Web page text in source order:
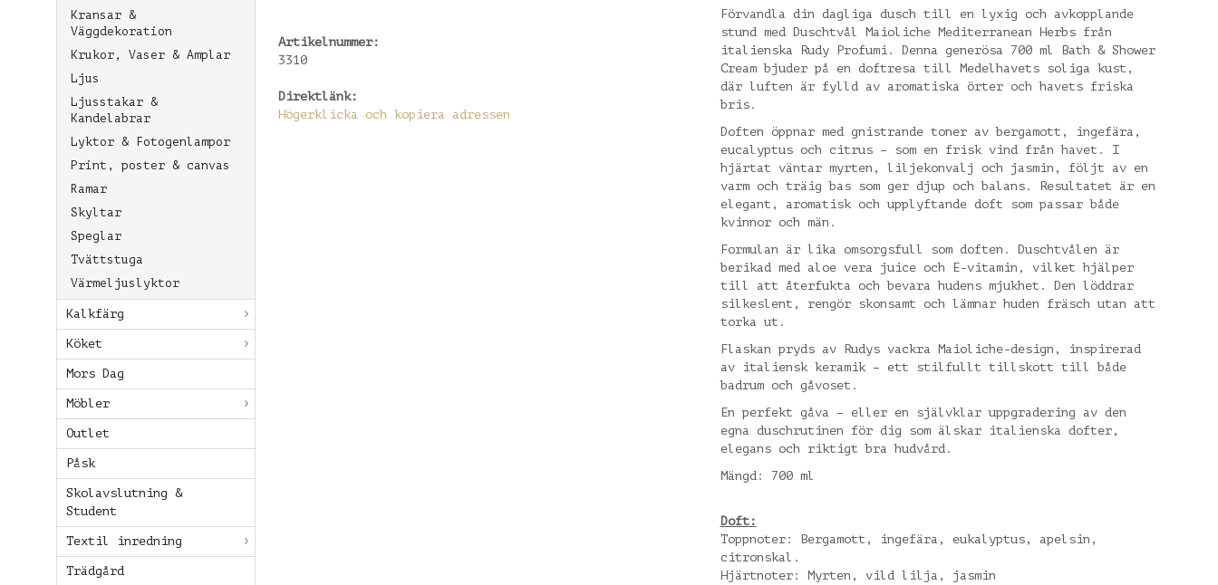
Kransar &
Väggdekoration
Krukor, Vaser & Amplar
Ljus
Ljusstakar &
Kandelabrar
Lyktor & Fotogenlampor
Print, poster & canvas
Ramar
Skyltar
Speglar
Tvättstuga
Värmeljuslyktor
Kalkfärg
Köket
Mors Dag
Möbler
Outlet
Påsk
Skolavslutning &
Student
Textil inredning
Trädgård
Förvandla din dagliga dusch till en lyxig och avkopplande
stund med Duschtvål Maioliche Mediterranean Herbs från
italienska Rudy Profumi. Denna generösa 700 ml Bath & Shower
Cream bjuder på en doftresa till Medelhavets soliga kust,
där luften är fylld av aromatiska örter och havets friska
bris.
Doften öppnar med gnistrande toner av bergamott, ingefära,
eucalyptus och citrus – som en frisk vind från havet. I
hjärtat väntar myrten, liljekonvalj och jasmin, följt av en
varm och träig bas som ger djup och balans. Resultatet är en
elegant, aromatisk och upplyftande doft som passar både
kvinnor och män.
Formulan är lika omsorgsfull som doften. Duschtvålen är
berikad med aloe vera juice och E-vitamin, vilket hjälper
till att återfukta och bevara hudens mjukhet. Den löddrar
silkeslent, rengör skonsamt och lämnar huden fräsch utan att
torka ut.
Flaskan pryds av Rudys vackra Maioliche-design, inspirerad
av italiensk keramik – ett stilfullt tillskott till både
badrum och gåvoset.
En perfekt gåva – eller en självklar uppgradering av den
egna duschrutinen för dig som älskar italienska dofter,
elegans och riktigt bra hudvård.
Mängd: 700 ml
Doft:
Toppnoter: Bergamott, ingefära, eukalyptus, apelsin,
citronskal.
Hjärtnoter: Myrten, vild lilja, jasmin
Artikelnummer:
3310
Direktlänk:
Högerklicka och kopiera adressen